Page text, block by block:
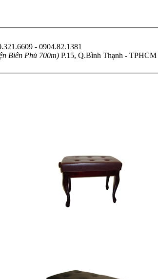
- 0904.82.1381
Biên Phủ 700m) P.15, Q.Bình Thạnh - TPHCM